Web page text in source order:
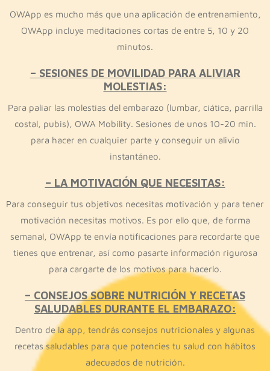
OWApp es mucho más que una aplicación de entrenamiento,
OWApp incluye meditaciones cortas de entre 5, 10 y 20
minutos.
– SESIONES DE MOVILIDAD PARA ALIVIAR
MOLESTIAS:
Para paliar las molestias del embarazo (lumbar, ciática, parrilla
costal, pubis), OWA Mobility. Sesiones de unos 10-20 min.
para hacer en cualquier parte y conseguir un alivio
instantáneo.
– LA MOTIVACIÓN QUE NECESITAS:
Para conseguir tus objetivos necesitas motivación y para tener
motivación necesitas motivos. Es por ello que, de forma
semanal, OWApp te envía notificaciones para recordarte que
tienes que entrenar, así como pasarte información rigurosa
para cargarte de los motivos para hacerlo.
– CONSEJOS SOBRE NUTRICIÓN Y RECETAS
SALUDABLES DURANTE EL EMBARAZO:
Dentro de la app, tendrás consejos nutricionales y algunas
recetas saludables para que potencies tu salud con hábitos
adecuados de nutrición.